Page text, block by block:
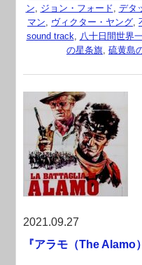
ン
ジョン・フォード デタ
マン
ヴィクター・ヤング
sound track
八十日間世界
の星条旗 硫黄島
2021.09.27
『アラモ（The Alamo